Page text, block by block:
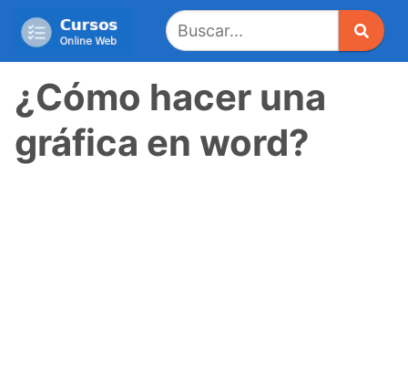
¿Cómo hacer una
gráfica en word?